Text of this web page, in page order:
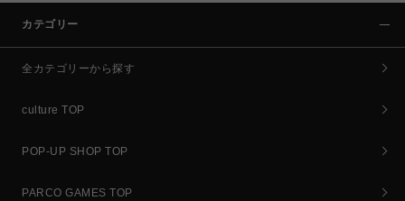
カテゴリー
全カテゴリーから探す
culture TOP
POP-UP SHOP TOP
PARCO GAMES TOP